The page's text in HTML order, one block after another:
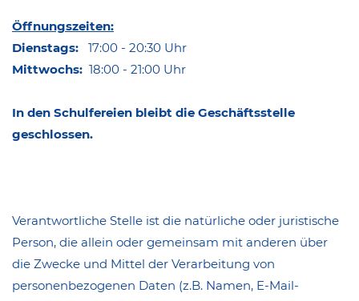
Öffnungszeiten:
Dienstags: 17:00 - 20:30 Uhr
Mittwochs: 18:00 - 21:00 Uhr
In den Schulfereien bleibt die Geschäftsstelle
geschlossen.
Verantwortliche Stelle ist die natürliche oder juristische
Person, die allein oder gemeinsam mit anderen über
die Zwecke und Mittel der Verarbeitung von
personenbezogenen Daten (z.B. Namen, E-Mail-